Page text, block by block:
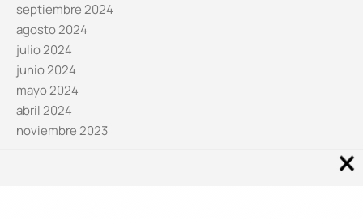
septiembre 2024
agosto 2024
julio 2024
junio 2024
mayo 2024
abril 2024
noviembre 2023